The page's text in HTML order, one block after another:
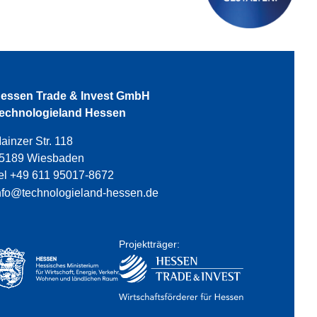
Trade & Invest GmbH
Hessen
Str. 118
Wiesbaden
+49 611 95017-8672
hessen.de
Projektträger: